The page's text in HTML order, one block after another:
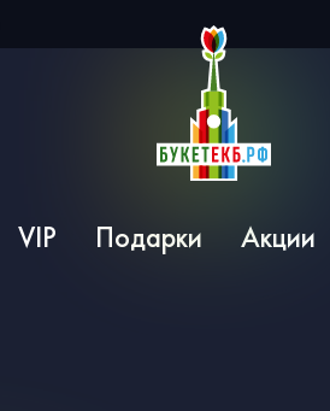
VIP Подарки Акции